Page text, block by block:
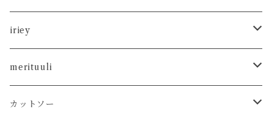
iriey
カットソー
タンクトップ
シャツ
merituuli
カットソー
カットソー